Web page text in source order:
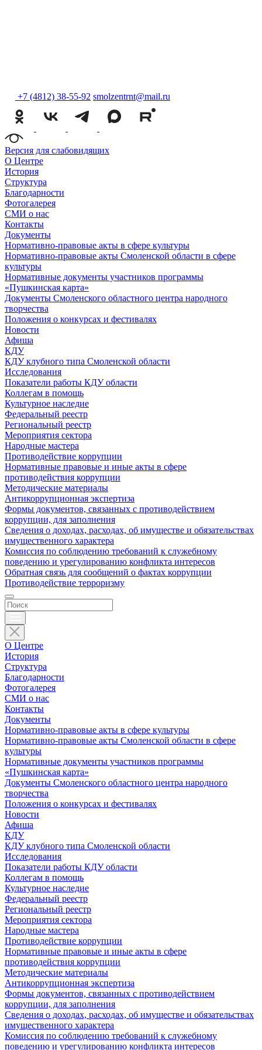
+7 (4812) 38-55-92 smolzentrnt@mail.ru
Версия для слабовидящих
О Центре
История
Структура
Благодарности
Фотогалерея
СМИ о нас
Контакты
Документы
Нормативно-правовые акты в сфере культуры
Нормативно-правовые акты Смоленской области в сфере
культуры
Нормативные документы участников программы
«Пушкинская карта»
Документы Смоленского областного центра народного
творчества
Положения о конкурсах и фестивалях
Новости
Афиша
КДУ
КДУ клубного типа Смоленской области
Исследования
Показатели работы КДУ области
Коллегам в помощь
Культурное наследие
Федеральный реестр
Региональный реестр
Мероприятия сектора
Народные мастера
Противодействие коррупции
Нормативные правовые и иные акты в сфере
противодействия коррупции
Методические материалы
Антикоррупционная экспертиза
Формы документов, связанных с противодействием
коррупции, для заполнения
Сведения о доходах, расходах, об имуществе и обязательствах
имущественного характера
Комиссия по соблюдению требований к служебному
поведению и урегулированию конфликта интересов
Обратная связь для сообщений о фактах коррупции
Противодействие терроризму
О Центре
История
Структура
Благодарности
Фотогалерея
СМИ о нас
Контакты
Документы
Нормативно-правовые акты в сфере культуры
Нормативно-правовые акты Смоленской области в сфере
культуры
Нормативные документы участников программы
«Пушкинская карта»
Документы Смоленского областного центра народного
творчества
Положения о конкурсах и фестивалях
Новости
Афиша
КДУ
КДУ клубного типа Смоленской области
Исследования
Показатели работы КДУ области
Коллегам в помощь
Культурное наследие
Федеральный реестр
Региональный реестр
Мероприятия сектора
Народные мастера
Противодействие коррупции
Нормативные правовые и иные акты в сфере
противодействия коррупции
Методические материалы
Антикоррупционная экспертиза
Формы документов, связанных с противодействием
коррупции, для заполнения
Сведения о доходах, расходах, об имуществе и обязательствах
имущественного характера
Комиссия по соблюдению требований к служебному
поведению и урегулированию конфликта интересов